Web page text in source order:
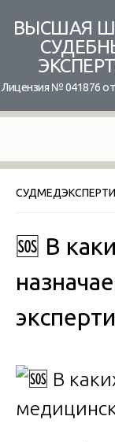
content
ВЫСШАЯ
Лицензия № 041876 от
🆘 В